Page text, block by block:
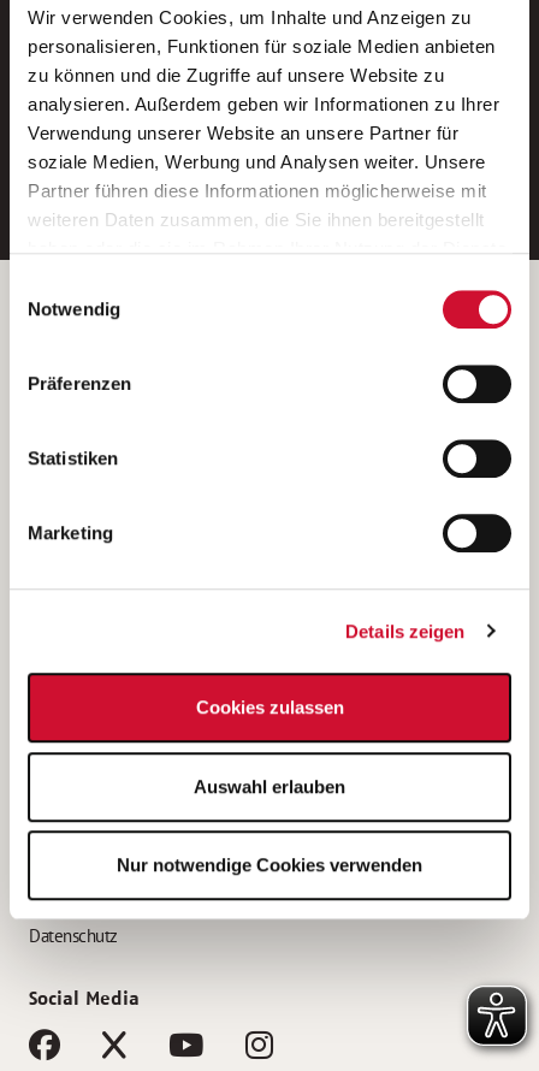
Wir verwenden Cookies, um Inhalte und Anzeigen zu
personalisieren, Funktionen für soziale Medien anbieten
zu können und die Zugriffe auf unsere Website zu
analysieren. Außerdem geben wir Informationen zu Ihrer
Verwendung unserer Website an unsere Partner für
soziale Medien, Werbung und Analysen weiter. Unsere
Partner führen diese Informationen möglicherweise mit
weiteren Daten zusammen, die Sie ihnen bereitgestellt
Wenn Sie auf „Cookies zulassen“ klicken, so stimmen
Sie der Speicherung sämtlicher Cookies zu. Sie können
Ihre Einwilligung selbstverständlich jederzeit widerrufen,
indem Sie die Cookie-Einstellungen aufrufen und diese
unsererDatenschutzerklärung
Notwendig
Präferenzen
Statistiken
Marketing
Details zeigen
Cookies zulassen
Auswahl erlauben
Nur notwendige Cookies verwenden
Neue Stellen per E-Mail.
Ein kostenloser Service von AWO
Jobs.
E-Mail-Adresse eintragen
Betreiber der Webseite
Kantstraße 45a
(Ein Tochterunternehmen des AWO Bezirksverbandes Unterfranken
e.V.)
Bewerbung als Altenpflegehelfer*in
Bewerbung als Erzieher*in
AWO Gliederungen nach Bundesland
Impressum
Datenschutz
Social Media